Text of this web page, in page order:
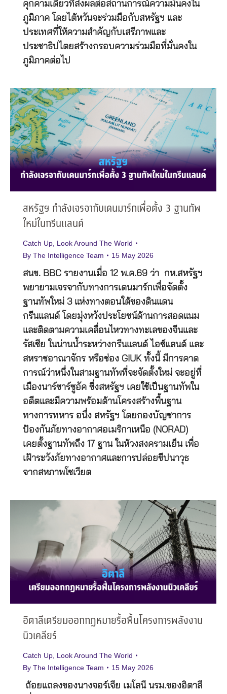
คุกคามเดียวที่ส่งผลต่อสถานการณ์ความมั่นคงใน
ภูมิภาค โดยไต้หวันจะร่วมมือกับสหรัฐฯ และ
ประเทศที่ให้ความสำคัญกับเสรีภาพและ
ประชาธิปไตยสร้างกรอบความร่วมมือที่มั่นคงใน
ภูมิภาคต่อไป
สหรัฐฯ กำลังเจรจากับเดนมาร์กเพื่อตั้ง 3 ฐานทัพ
ใหม่ในกรีนแลนด์
Catch Up Look Around The World
By The Intelligence Team 15 May 2026
สนข. BBC รายงานเมื่อ 12 พ.ค.69 ว่า กห.สหรัฐฯ
พยายามเจรจากับทางการเดนมาร์กเพื่อจัดตั้ง
ฐานทัพใหม่ 3 แห่งทางตอนใต้ของดินแดน
กรีนแลนด์ โดยมุ่งหวังประโยชน์ด้านการสอดแนม
และติดตามความเคลื่อนไหวทางทะเลของจีนและ
รัสเซีย ในน่านน้ำระหว่างกรีนแลนด์ ไอซ์แลนด์ และ
สหราชอาณาจักร หรือช่อง GIUK ทั้งนี้ มีการคาด
การณ์ว่าหนึ่งในสามฐานทัพที่จะจัดตั้งใหม่ จะอยู่ที่
เมืองนาร์ซาร์ซูอัค ซึ่งสหรัฐฯ เคยใช้เป็นฐานทัพใน
อดีตและมีความพร้อมด้านโครงสร้างพื้นฐาน
ทางการทหาร อนึ่ง สหรัฐฯ โดยกองบัญชาการ
ป้องกันภัยทางอากาศอเมริกาเหนือ (NORAD)
เคยตั้งฐานทัพถึง 17 ฐาน ในห้วงสงครามเย็น เพื่อ
เฝ้าระวังภัยทางอากาศและการปล่อยขีปนาวุธ
จากสหภาพโซเวียต
อิตาลีเตรียมออกกฎหมายรื้อฟื้นโครงการพลังงาน
นิวเคลียร์
Catch Up Look Around The World
By The Intelligence Team 15 May 2026
ถ้อยแถลงของนางจอร์เจีย เมโลนี นรม.ของอิตาลี